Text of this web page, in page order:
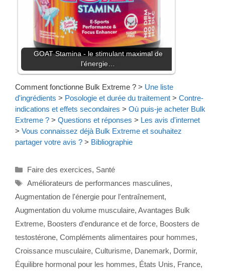
GOAT Stamina - le stimulant maximal de
l'énergie…
Comment fonctionne Bulk Extreme ? > Une liste
d'ingrédients > Posologie et durée du traitement > Contre-
indications et effets secondaires > Où puis-je acheter Bulk
Extreme ? > Questions et réponses > Les avis d'internet
> Vous connaissez déjà Bulk Extreme et souhaitez
partager votre avis ? > Bibliographie
Catégories
Faire des exercices, Santé
Étiquettes
Améliorateurs de performances masculines,
Augmentation de l'énergie pour l'entraînement,
Augmentation du volume musculaire, Avantages Bulk
Extreme, Boosters d’endurance et de force, Boosters de
testostérone, Compléments alimentaires pour hommes,
Croissance musculaire, Culturisme, Danemark, Dormir,
Équilibre hormonal pour les hommes, États Unis, France,